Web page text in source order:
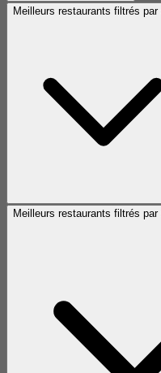
Meilleurs restaurants filtrés par
Meilleurs restaurants filtrés